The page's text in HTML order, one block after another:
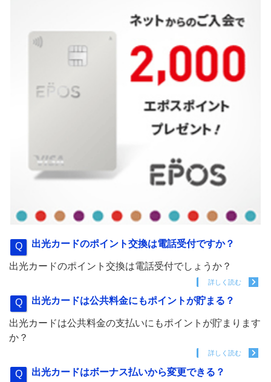
出光カードのポイント交換は電話受付ですか？
出光カードのポイント交換は電話受付でしょうか？
詳しく読む
出光カードは公共料金にもポイントが貯まる？
出光カードは公共料金の支払いにもポイントが貯まります
か？
詳しく読む
出光カードはボーナス払いから変更できる？